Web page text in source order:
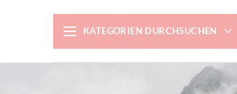
KATEGORIEN DURCHSUCHEN